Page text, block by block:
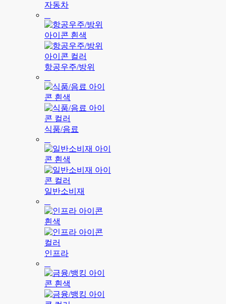
자동차
항공우주/방위
식품/음료
일반소비재
인프라